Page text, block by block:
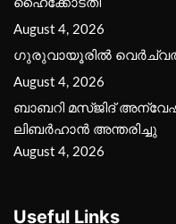
ഹൈക്കോടതി
August 4, 2026
ഗുരുവായൂരില്‍
August 4, 2026
ബാബറി മസ്ജിദ്
ലിബര്‍ഹാന്‍ അന്തരിച്ചു
August 4, 2026
Useful Links